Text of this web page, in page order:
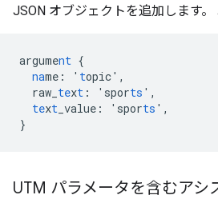
JSON オブジェクトを追加します。
argument {
name : ' topic' ,
raw_ text : 'sports ' ,
text _value : 'sports ' ,
}
UTM パラメータを含むアシ